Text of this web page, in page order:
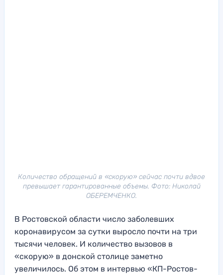
Количество обращений в «скорую» сейчас почти вдвое
превышает гарантированные объемы. Фото: Николай
ОБЕРЕМЧЕНКО.
В Ростовской области число заболевших
коронавирусом за сутки выросло почти на три
тысячи человек. И количество вызовов в
«скорую» в донской столице заметно
увеличилось. Об этом в интервью «КП-Ростов-